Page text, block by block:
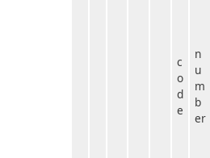
c
o
d
e
n
u
m
b
er